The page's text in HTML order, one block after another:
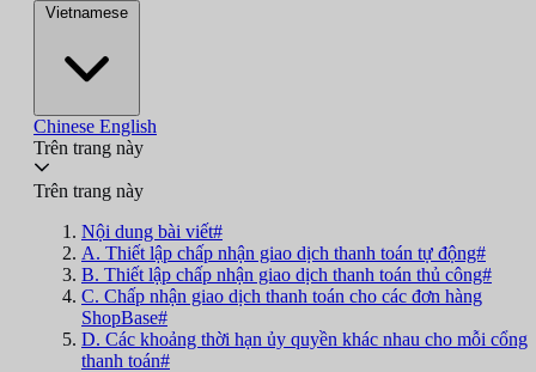
Vietnamese
Chinese English
Trên trang này
Trên trang này
Nội dung bài viết#
A. Thiết lập chấp nhận giao dịch thanh toán tự động#
B. Thiết lập chấp nhận giao dịch thanh toán thủ công#
C. Chấp nhận giao dịch thanh toán cho các đơn hàng
ShopBase#
D. Các khoảng thời hạn ủy quyền khác nhau cho mỗi cổng
thanh toán#